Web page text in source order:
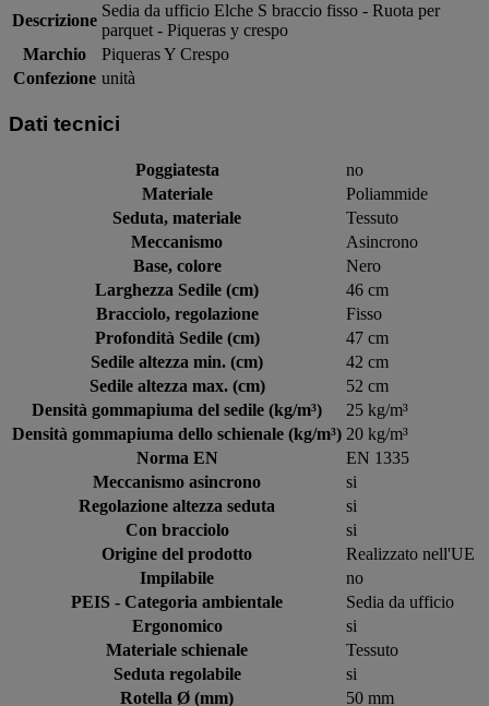
Descrizione
Sedia da ufficio Elche S braccio fisso - Ruota per
parquet - Piqueras y crespo
Marchio
Piqueras Y Crespo
Confezione unità
Dati tecnici
Poggiatesta
no
Materiale
Poliammide
Seduta, materiale
Tessuto
Meccanismo
Asincrono
Base, colore
Nero
Larghezza Sedile (cm)
46 cm
Bracciolo, regolazione
Fisso
Profondità Sedile (cm)
47 cm
Sedile altezza min. (cm)
42 cm
Sedile altezza max. (cm)
52 cm
Densità gommapiuma del sedile (kg/m³)
25 kg/m³
Densità gommapiuma dello schienale (kg/m³) 20 kg/m³
Norma EN
EN 1335
Meccanismo asincrono
si
Regolazione altezza seduta
si
Con bracciolo
si
Origine del prodotto
Realizzato nell'UE
Impilabile
no
PEIS - Categoria ambientale
Sedia da ufficio
Ergonomico
si
Materiale schienale
Tessuto
Seduta regolabile
si
Rotella Ø (mm)
50 mm